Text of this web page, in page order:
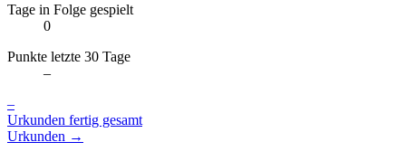
Tage in Folge gespielt
0
Punkte letzte 30 Tage
–
–
Urkunden fertig gesamt
Urkunden →